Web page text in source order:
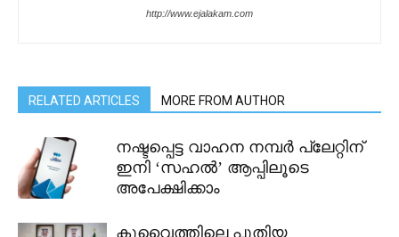
http://www.ejalakam.com
RELATED ARTICLES MORE FROM AUTHOR
നഷ്ടപ്പെട്ട വാഹന നമ്പർ പ്ലേറ്റിന്
ഇനി ‘സഹൽ’ ആപ്പിലൂടെ
അപേക്ഷിക്കാം
കുവൈത്തിലെ പുതിയ